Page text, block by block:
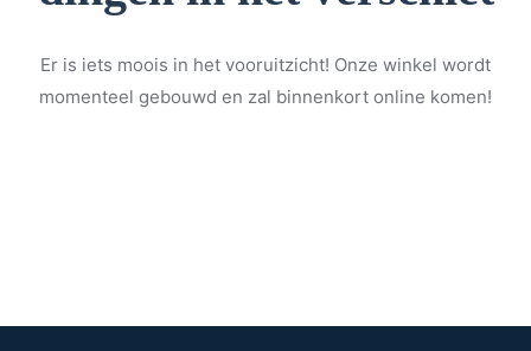
Er is iets moois in het vooruitzicht! Onze winkel wordt
momenteel gebouwd en zal binnenkort online komen!